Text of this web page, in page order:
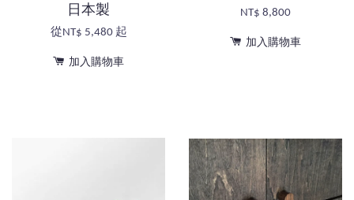
日本製
從NT$ 5,480 起
加入購物車
NT$ 8,800
加入購物車